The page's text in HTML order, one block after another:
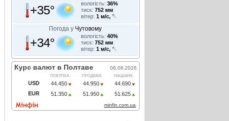
+35° вологість: 36%
тиск: 752 мм
вітер: 1 м/с,
Погода у Чутовому
+34° вологість: 40%
тиск: 752 мм
вітер: 1 м/с,